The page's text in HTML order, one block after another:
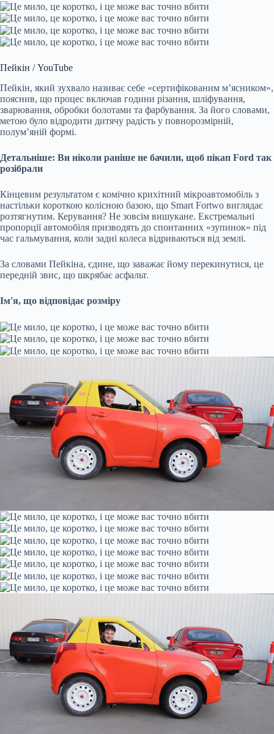
Пейкін / YouTube
Пейкін, який зухвало називає себе «сертифікованим м’ясником»,
пояснив, що процес включав години різання, шліфування,
зварювання, обробки болотами та фарбування. За його словами,
метою було відродити дитячу радість у повнорозмірній,
полум’яній формі.
Детальніше: Ви ніколи раніше не бачили, щоб пікап Ford так
розібрали
Кінцевим результатом є комічно крихітний мікроавтомобіль з
настільки короткою колісною базою, що Smart Fortwo виглядає
розтягнутим. Керування? Не зовсім вишукане. Екстремальні
пропорції автомобіля призводять до спонтанних «зупинок» під
час гальмування, коли задні колеса відриваються від землі.
За словами Пейкіна, єдине, що заважає йому перекинутися, це
передній звис, що шкрябає асфальт.
Ім'я, що відповідає розміру